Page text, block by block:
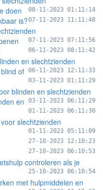
08-11-2023 01:11:14
doen
is?07-11-2023 11:11:48
07-11-2023 07:11:56
06-11-2023 08:11:42
en slechtzienden
06-11-2023 12:11:33
of
03-11-2023 01:11:29
blinden en slechtzienden
03-11-2023 06:11:29
en
01-11-2023 06:11:30
slechtzienden
01-11-2023 05:11:09
27-10-2023 12:10:23
27-10-2023 06:10:53
controleren als je
25-10-2023 06:10:54
met hulpmiddelen en